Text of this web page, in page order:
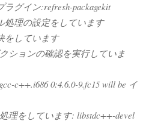
グイン:refresh-packagekit
処理の設定をしています
をしています
ションの確認を実行していま
c++.i686 0:4.6.0-9.fc15 will be イ
理をしています: libstdc++-devel